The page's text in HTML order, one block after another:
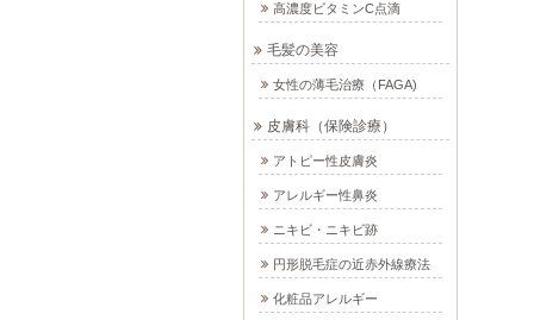
高濃度ビタミンC点滴
毛髪の美容
女性の薄毛治療（FAGA)
皮膚科（保険診療）
アトピー性皮膚炎
アレルギー性鼻炎
ニキビ・ニキビ跡
円形脱毛症の近赤外線療法
化粧品アレルギー